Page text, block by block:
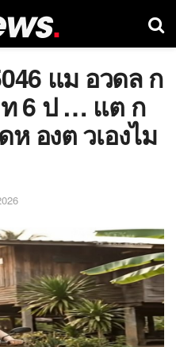
แม อวดล ก
6 ป … แต ก
องต วเองไม